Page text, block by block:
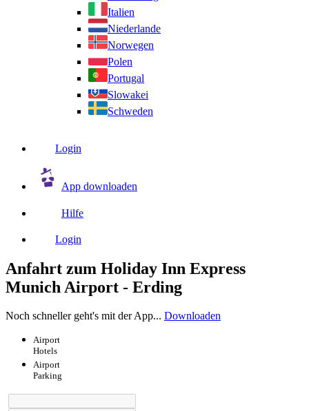
Italien
Niederlande
Norwegen
Polen
Portugal
Slowakei
Schweden
Login
App downloaden
Hilfe
Login
Anfahrt zum Holiday Inn Express
Munich Airport - Erding
Noch schneller geht's mit der App... Downloaden
Airport
Hotels
Airport
Parking